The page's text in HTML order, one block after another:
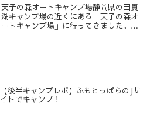
天子の森オートキャンプ場静岡県の田貫
湖キャンプ場の近くにある「天子の森オ
ートキャンプ場」に行ってきました。こ
【後半キャンプレポ】ふもとっぱらのJサ
イトでキャンプ！